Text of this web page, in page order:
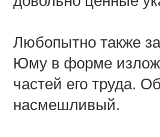
Любопытно также
Юму в форме
частей его труда.
насмешливый.